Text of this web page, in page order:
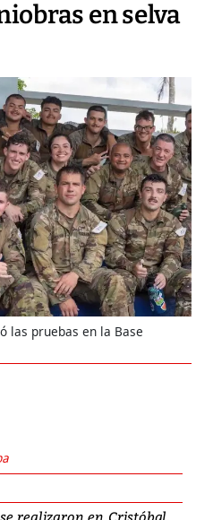
en selva
las pruebas en la Base
realizaron en Cristóbal,